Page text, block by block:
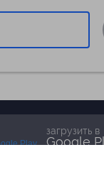
загрузить в
Google